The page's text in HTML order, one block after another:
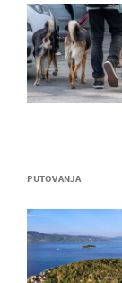
PUTOVANJA